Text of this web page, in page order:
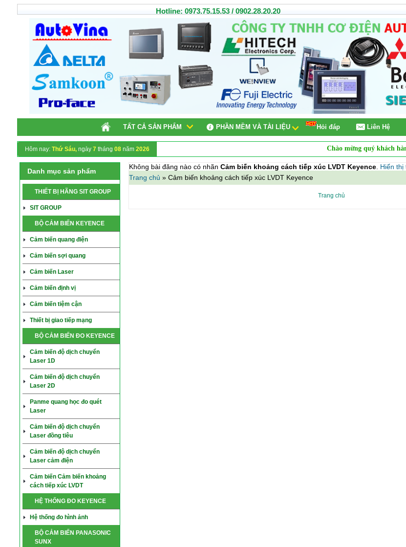
Hotline: 0973.75.15.53 / 0902.28.20.20
TẤT CẢ SẢN PHẨM PHẦN MỀM VÀ TÀI LIỆU Hỏi đáp Liên Hệ
Hôm nay: Thứ Sáu, ngày 7tháng 08năm 2026 Chào mừng quý khách hàng
Danh mục sản phẩm
THIẾT BỊ HÃNG SIT GROUP
SIT GROUP
BỘ CẢM BIẾN KEYENCE
Cảm biến quang điện
Cảm biến sợi quang
Cảm biến Laser
Cảm biến định vị
Cảm biến tiệm cận
Thiết bị giao tiếp mạng
BỘ CẢM BIẾN ĐO KEYENCE
Cảm biến độ dịch chuyển
Laser 1D
Cảm biến độ dịch chuyển
Laser 2D
Panme quang học đo quét
Laser
Cảm biến độ dịch chuyển
Laser đồng tiêu
Cảm biến độ dịch chuyển
Laser cảm điện
Cảm biến Cảm biến khoảng
cách tiếp xúc LVDT
HỆ THỐNG ĐO KEYENCE
Hệ thống đo hình ảnh
BỘ CẢM BIẾN PANASONIC
SUNX
Không bài đăng nào có nhãn Cảm biến khoảng cách tiếp xúc LVDT Keyence. Hiển thị
Trang chủ » Cảm biến khoảng cách tiếp xúc LVDT Keyence
Trang chủ